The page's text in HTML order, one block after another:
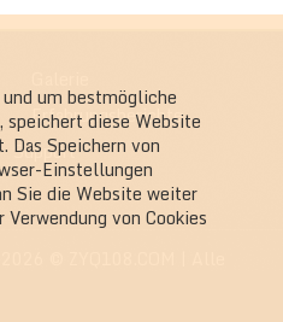
um bestmögliche
diese Website
Das Speichern von
Einstellungen
Sie die Website weiter
von Cookies
Erfahrungsberichte
Support
© ZYQ108.COM | Alle